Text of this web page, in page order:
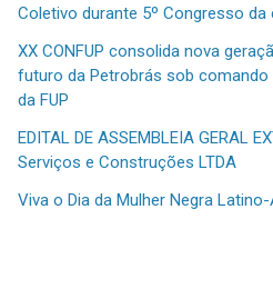
Coletivo durante 5º Congresso da
XX CONFUP consolida nova
futuro da Petrobrás sob comando
da FUP
EDITAL DE ASSEMBLEIA GERAL
Serviços e Construções LTDA
Viva o Dia da Mulher Negra